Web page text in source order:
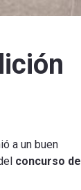
a un buen
concurso de